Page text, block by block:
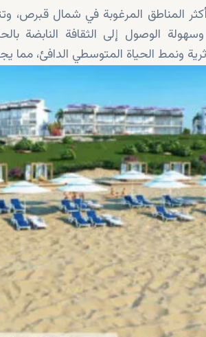
المناطق المرغوبة في شمال قبرص،
الوصول إلى الثقافة النابضة
ونمط الحياة المتوسطي الدافئ، مما